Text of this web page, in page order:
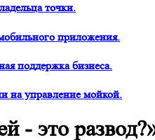
точки.
приложения.
поддержка бизнеса.
на управление мойкой.
- это